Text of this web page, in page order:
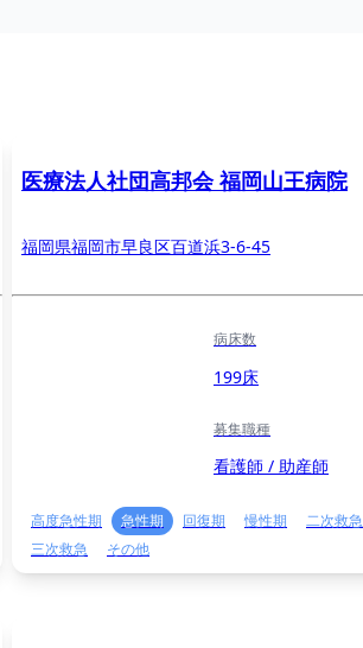
医療法人社団高邦会 福岡山王病院
福岡県福岡市早良区百道浜3-6-45
病床数
199床
募集職種
看護師 / 助産師
高度急性期 急性期 回復期 慢性期
二次救急
三次救急
その他